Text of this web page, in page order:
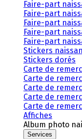
Faire-part
Faire-part
Faire-part
Faire-part
Faire-part
Stickers
Stickers dorés
Carte de
Carte de
Carte de
Carte de
Carte de
Affiches
Album photo
Services